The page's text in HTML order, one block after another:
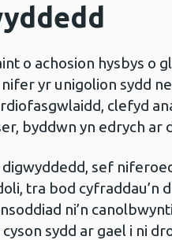
o achosion hysbys o
yr unigolion sydd
clefyd
byddwn yn edrych ar
sef
tra bod cyfraddau’n
ni’n
sydd ar gael i ni